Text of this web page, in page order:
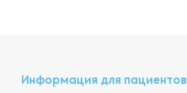
Информация для пациентов